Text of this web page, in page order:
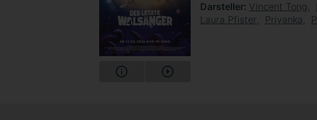
Darsteller Vincent Tong
Laura Pfister
Priyanka